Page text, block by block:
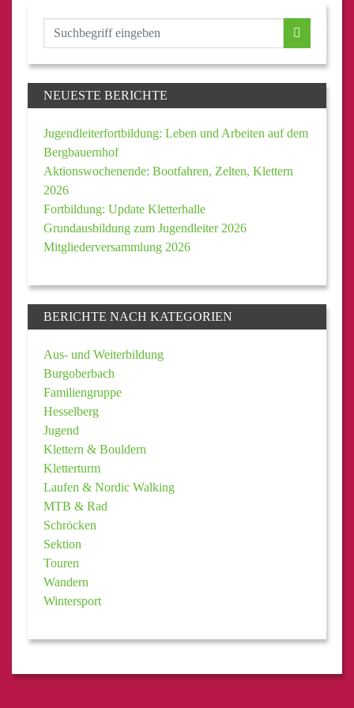
NEUESTE BERICHTE
Jugendleiterfortbildung: Leben und Arbeiten auf dem
Bergbauernhof
Aktionswochenende: Bootfahren, Zelten, Klettern
2026
Fortbildung: Update Kletterhalle
Grundausbildung zum Jugendleiter 2026
Mitgliederversammlung 2026
BERICHTE NACH KATEGORIEN
Aus- und Weiterbildung
Burgoberbach
Familiengruppe
Hesselberg
Jugend
Klettern & Bouldern
Kletterturm
Laufen & Nordic Walking
MTB & Rad
Schröcken
Sektion
Touren
Wandern
Wintersport